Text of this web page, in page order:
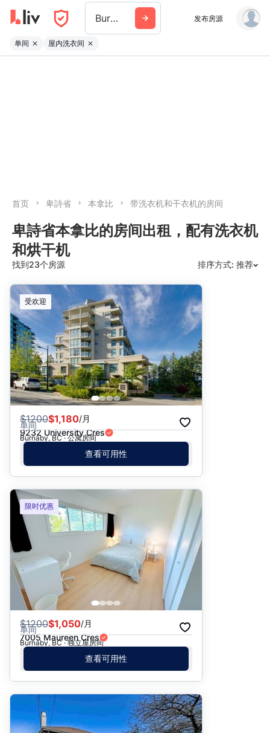
Burnaby 发布房源
单间 屋内洗衣间
首页 卑詩省 本拿比 带洗衣机和干衣机的房间
卑詩省本拿比的房间出租，配有洗衣机
和烘干机
找到23个房源 排序方式: 推荐
推荐
日期: 最新日期在前
日期: 过往日期在前
价格 - $$$ 到 $
价格 - $ 到 $$$
受欢迎
$1200$1,180/月
单间
9232 University Cres
Burnaby, BC · 公寓房间
查看可用性
限时优惠
$1200$1,050/月
单间
7005 Maureen Cres
Burnaby, BC · 独立屋房间
查看可用性